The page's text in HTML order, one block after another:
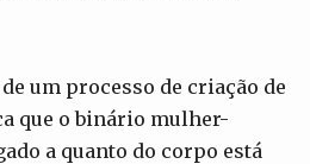
um processo de criação de
que o binário mulher-
a quanto do corpo está